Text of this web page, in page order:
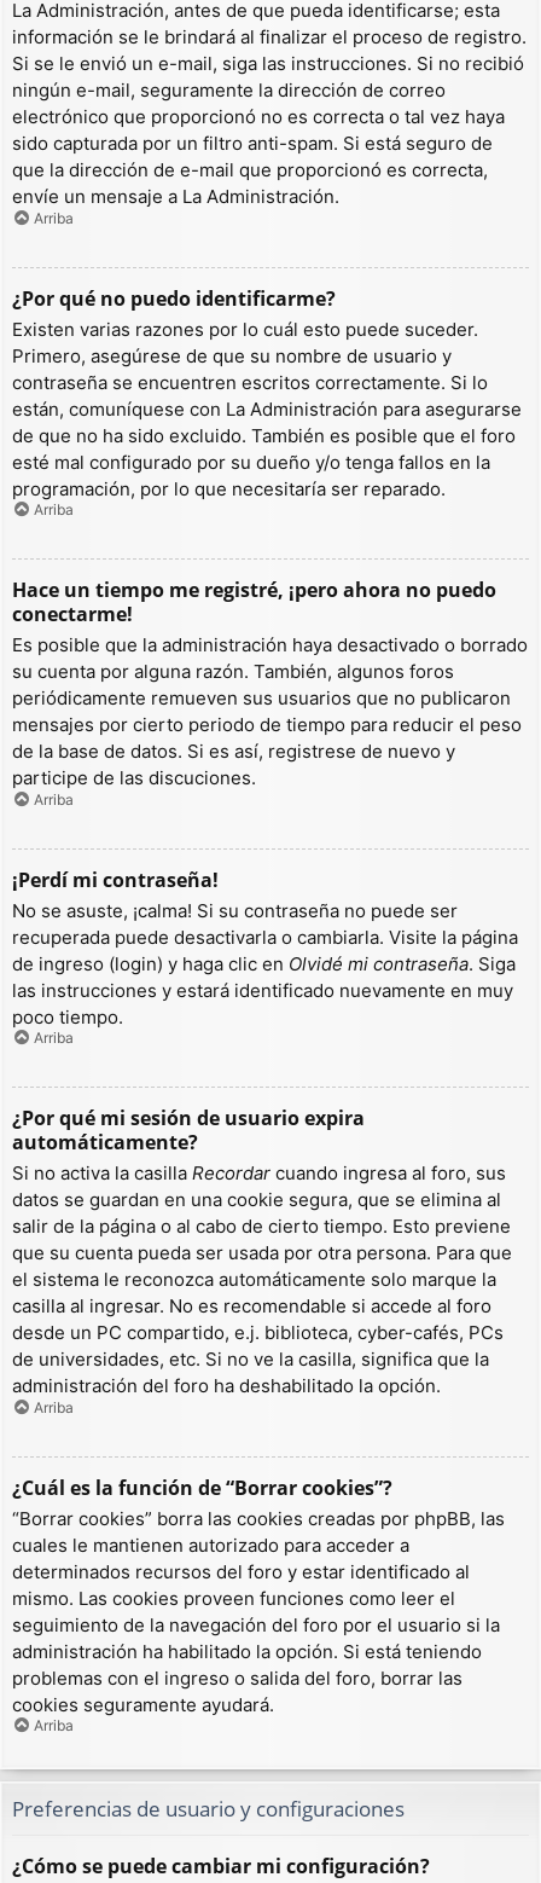
La Administración, antes de que pueda identificarse; esta
información se le brindará al finalizar el proceso de registro.
Si se le envió un e-mail, siga las instrucciones. Si no recibió
ningún e-mail, seguramente la dirección de correo
electrónico que proporcionó no es correcta o tal vez haya
sido capturada por un filtro anti-spam. Si está seguro de
que la dirección de e-mail que proporcionó es correcta,
envíe un mensaje a La Administración.
Arriba
¿Por qué no puedo identificarme?
Existen varias razones por lo cuál esto puede suceder.
Primero, asegúrese de que su nombre de usuario y
contraseña se encuentren escritos correctamente. Si lo
están, comuníquese con La Administración para asegurarse
de que no ha sido excluido. También es posible que el foro
esté mal configurado por su dueño y/o tenga fallos en la
programación, por lo que necesitaría ser reparado.
Arriba
Hace un tiempo me registré, ¡pero ahora no puedo
conectarme!
Es posible que la administración haya desactivado o borrado
su cuenta por alguna razón. También, algunos foros
periódicamente remueven sus usuarios que no publicaron
mensajes por cierto periodo de tiempo para reducir el peso
de la base de datos. Si es así, registrese de nuevo y
participe de las discuciones.
Arriba
¡Perdí mi contraseña!
No se asuste, ¡calma! Si su contraseña no puede ser
recuperada puede desactivarla o cambiarla. Visite la página
de ingreso (login) y haga clic en Olvidé mi contraseña. Siga
las instrucciones y estará identificado nuevamente en muy
poco tiempo.
Arriba
¿Por qué mi sesión de usuario expira
automáticamente?
Si no activa la casilla Recordar cuando ingresa al foro, sus
datos se guardan en una cookie segura, que se elimina al
salir de la página o al cabo de cierto tiempo. Esto previene
que su cuenta pueda ser usada por otra persona. Para que
el sistema le reconozca automáticamente solo marque la
casilla al ingresar. No es recomendable si accede al foro
desde un PC compartido, e.j. biblioteca, cyber-cafés, PCs
de universidades, etc. Si no ve la casilla, significa que la
administración del foro ha deshabilitado la opción.
Arriba
¿Cuál es la función de “Borrar cookies”?
“Borrar cookies” borra las cookies creadas por phpBB, las
cuales le mantienen autorizado para acceder a
determinados recursos del foro y estar identificado al
mismo. Las cookies proveen funciones como leer el
seguimiento de la navegación del foro por el usuario si la
administración ha habilitado la opción. Si está teniendo
problemas con el ingreso o salida del foro, borrar las
cookies seguramente ayudará.
Arriba
Preferencias de usuario y configuraciones
¿Cómo se puede cambiar mi configuración?